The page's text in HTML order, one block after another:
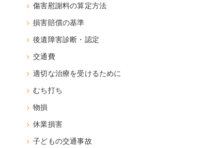
傷害慰謝料の算定方法
損害賠償の基準
後遺障害診断・認定
交通費
適切な治療を受けるために
むち打ち
物損
休業損害
子どもの交通事故